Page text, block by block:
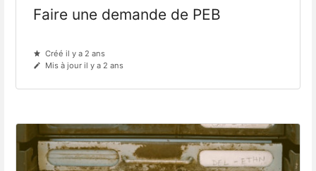
Faire une demande de PEB
Créé il y a 2 ans
Mis à jour il y a 2 ans